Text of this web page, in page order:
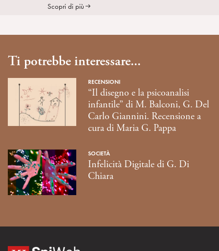
Scopri di più
Ti potrebbe interessare...
RECENSIONI
“Il disegno e la psicoanalisi
infantile” di M. Balconi, G. Del
Carlo Giannini. Recensione a
cura di Maria G. Pappa
SOCIETÀ
Infelicità Digitale di G. Di
Chiara